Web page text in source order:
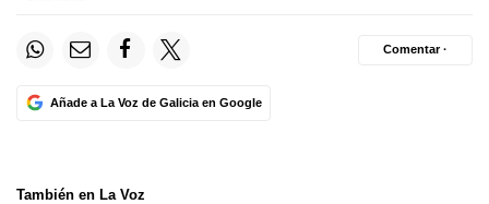
Añade a La Voz de Galicia en Google
Comentar ·
También en La Voz